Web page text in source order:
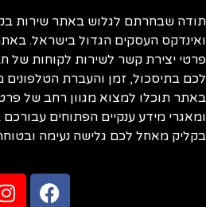
תודה שבחרתם לגלוש באתר שירות
ואינדקס העסקים הגדול בישראל.
פרטי יצירת קשר לשירות לקוחות של
לכם בתיסכול, זמן והעברת הטלפונים
באתר תוכלו למצוא מגוון רחב של
ומאגרי מידע ענקיים הפתוחים
בקליק מאחל לכם גלישה נעימה